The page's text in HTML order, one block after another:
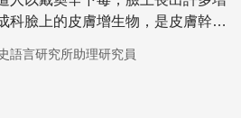
科臉上的皮膚增生物，是皮膚幹細
語言研究所助理研究員